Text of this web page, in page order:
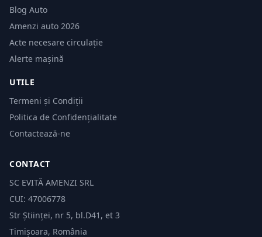
Blog Auto
Amenzi auto 2026
Acte necesare circulație
Alerte mașină
UTILE
Termeni și Condiții
Politica de Confidențialitate
Contactează-ne
CONTACT
SC EVITĂ AMENZI SRL
CUI: 47006778
Str Științei, nr 5, bl.D41, et 3
Timișoara, România